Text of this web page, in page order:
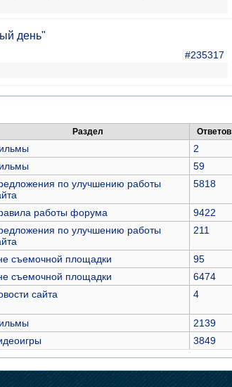
день"
#235317
Раздел Ответов
2
59
по улучшению работы
5818
работы форума
9422
по улучшению работы
211
съемочной площадки
95
съемочной площадки
6474
сайта 4
2139
3849